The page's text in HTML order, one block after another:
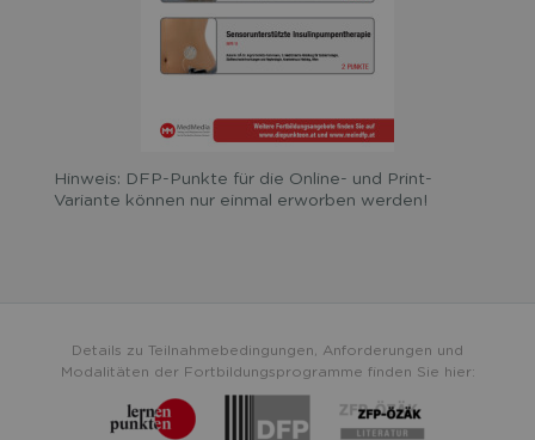
Hinweis: DFP-Punkte für die Online- und Print-
Variante können nur einmal erworben werden!
Details zu Teilnahmebedingungen, Anforderungen und
Modalitäten der Fortbildungsprogramme finden Sie hier: